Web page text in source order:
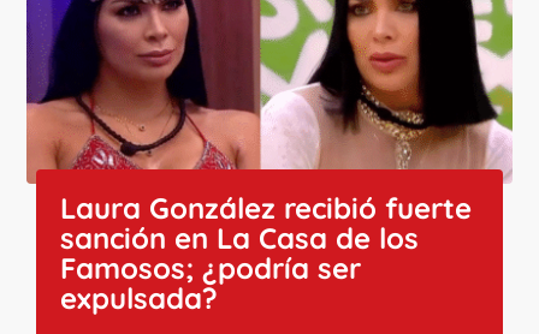
Laura González recibió fuerte
sanción en La Casa de los
Famosos; ¿podría ser
expulsada?